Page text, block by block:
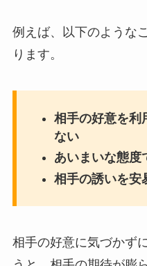
例えば、以下のような
ります。
相手の好意を利
ない
あいまいな態度
相手の誘いを安
相手の好意に気づかず